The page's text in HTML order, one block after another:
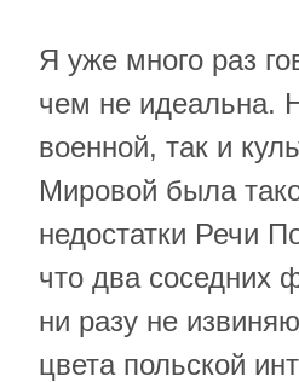
Я уже много раз
чем не идеальна.
военной, так и
Мировой была
недостатки Речи
что два соседних
ни разу не
цвета польской